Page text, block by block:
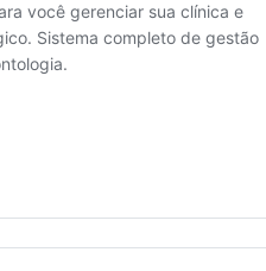
você gerenciar sua clínica e
Sistema completo de gestão